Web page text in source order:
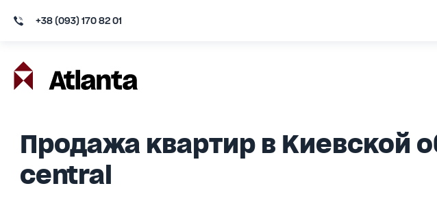
+38 (093) 170 82 01
Продажа квартир в Киевской
central